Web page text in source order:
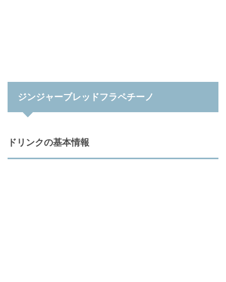
ジンジャーブレッドフラペチーノ
ドリンクの基本情報